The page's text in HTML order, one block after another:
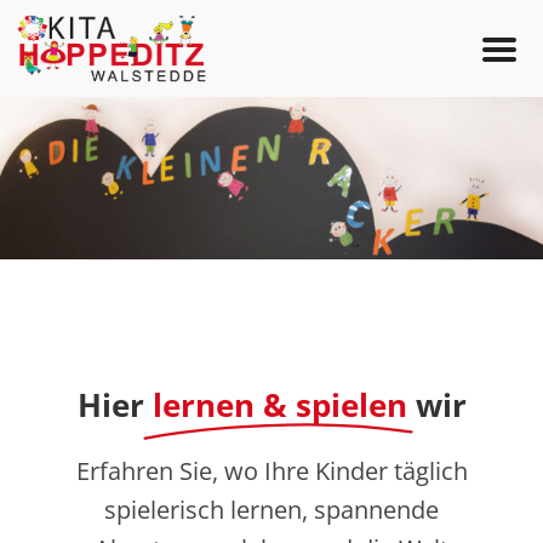
k
Hier lernen & spielen wir
Erfahren Sie, wo Ihre Kinder täglich
spielerisch lernen, spannende